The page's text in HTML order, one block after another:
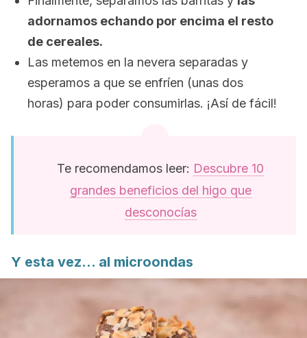
adornamos echando por encima el resto
de cereales.
Las metemos en la nevera separadas y
esperamos a que se enfríen (unas dos
horas) para poder consumirlas. ¡Así de fácil!
Te recomendamos leer: Descubre 10
grandes beneficios del higo que
desconocías
Y esta vez… al microondas